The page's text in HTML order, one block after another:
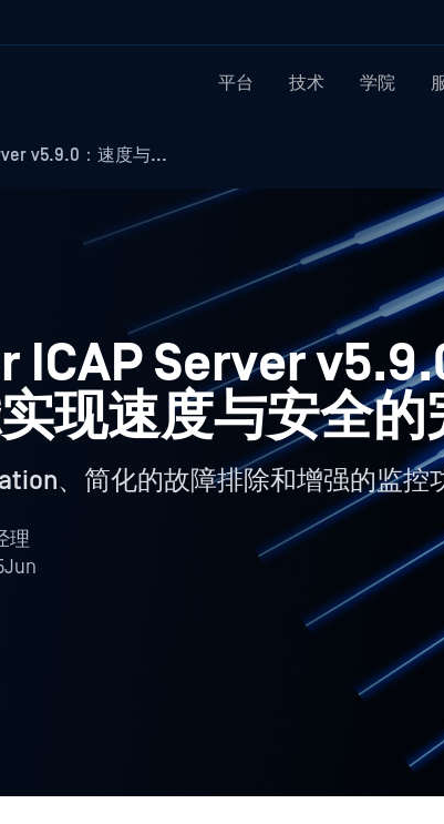
平台 技术 学院
v5.9.0：速度与...
ICAP Server
现速度与安全的
、简化的故障排除和增强的监控
理